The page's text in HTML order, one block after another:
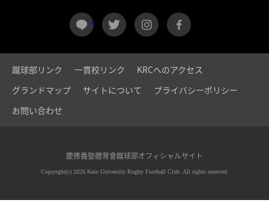
LINE twitter instagram
蹴球部リンク 一貫校リンク
KRCへのアクセス
グランドマップ
サイトについて
プライバシーポリシー
お問い合わせ
慶應義塾體育會蹴球部オフィシャルサイト
Copyright(c) 2026 Keio University Rugby Football Club. All rights reserved.